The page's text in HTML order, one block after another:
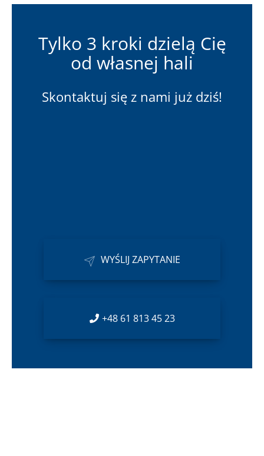
Tylko 3 kroki dzielą Cię
od własnej hali
Skontaktuj się z nami już dziś!
WYŚLIJ ZAPYTANIE
+48 61 813 45 23